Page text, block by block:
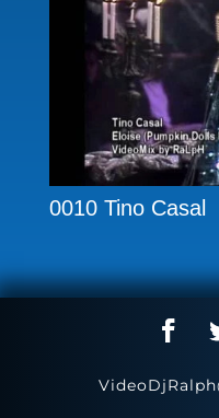
0010 Tino Casal